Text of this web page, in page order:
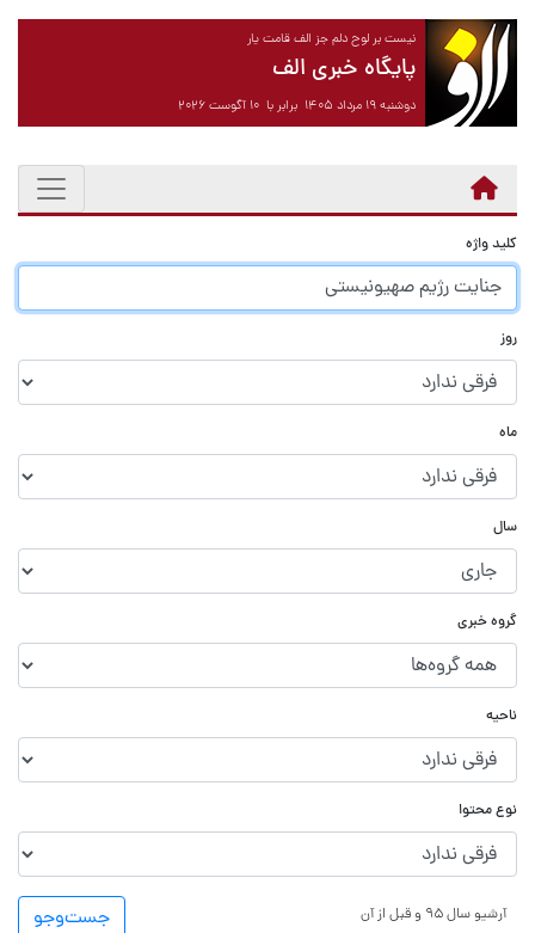
نیست بر لوح دلم جز الف قامت یار
پایگاه خبری الف
دوشنبه ۱۹ مرداد ۱۴۰۵ برابر با ۱۰ آگوست ۲۰۲۶
کلید واژه
روز
ماه
سال
گروه خبری
ناحیه
نوع محتوا
جست‌و‌جو آرشیو سال ۹۵ و قبل از آن